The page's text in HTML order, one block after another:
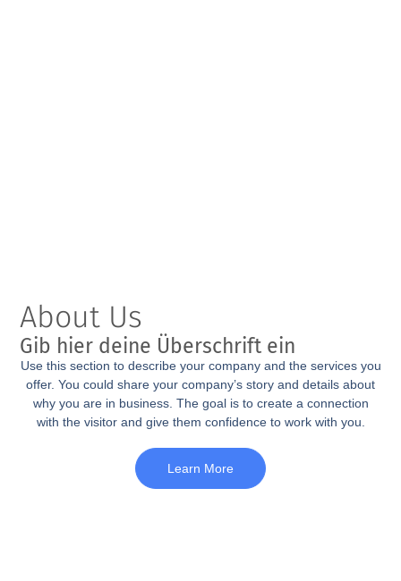
About Us
Gib hier deine Überschrift ein
Use this sec­tion to descri­be your com­pa­ny and the ser­vices you
offer. You could share your company’s sto­ry and details about
why you are in busi­ness. The goal is to crea­te a con­nec­tion
with the visi­tor and give them con­fi­dence to work with you.
Learn More